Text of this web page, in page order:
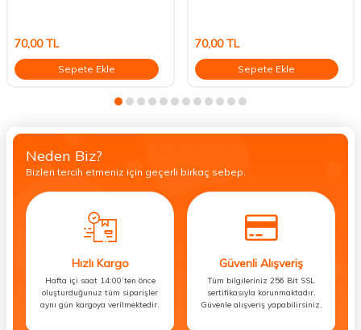
70,00TL
Sepete Ekle
70,00TL
Sepete Ekle
Neden Biz?
Bizleri tercih etmeniz için geçerli birkaç sebep.
Hızlı Kargo
Hafta içi saat 14:00’ten önce
oluşturduğunuz tüm siparişler
aynı gün kargoya verilmektedir.
Güvenli Alışveriş
Tüm bilgileriniz 256 Bit SSL
sertifikasıyla korunmaktadır.
Güvenle alışveriş yapabilirsiniz.